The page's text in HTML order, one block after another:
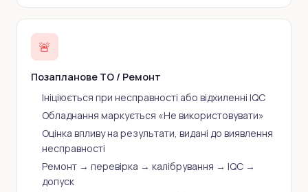
🚨
Позапланове ТО / Ремонт
Ініціюється при несправності або відхиленні IQC
Обладнання маркується «Не використовувати»
Оцінка впливу на результати, видані до виявлення
несправності
Ремонт → перевірка → калібрування → IQC →
допуск